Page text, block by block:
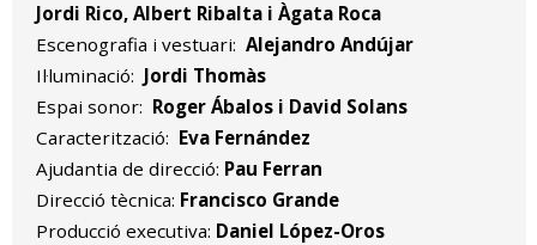
Jordi Rico, Albert Ribalta i Àgata Roca
Escenografia i vestuari: Alejandro Andújar
Il·luminació: Jordi Thomàs
Espai sonor: Roger Ábalos i David Solans
Caracterització: Eva Fernández
Ajudantia de direcció: Pau Ferran
Direcció tècnica: Francisco Grande
Producció executiva: Daniel López-Oros